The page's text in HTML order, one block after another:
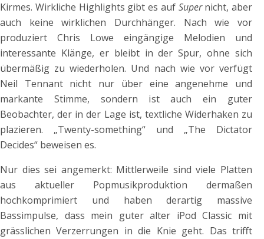
Kirmes. Wirkliche Highlights gibt es auf Supernicht, aber
auch keine wirklichen Durchhänger. Nach wie vor
produziert Chris Lowe eingängige Melodien und
interessante Klänge, er bleibt in der Spur, ohne sich
übermäßig zu wiederholen. Und nach wie vor verfügt
Neil Tennant nicht nur über eine angenehme und
markante Stimme, sondern ist auch ein guter
Beobachter, der in der Lage ist, textliche Widerhaken zu
plazieren. „Twenty-something“ und „The Dictator
Decides“ beweisen es.
Nur dies sei angemerkt: Mittlerweile sind viele Platten
aus aktueller Popmusikproduktion dermaßen
hochkomprimiert und haben derartig massive
Bassimpulse, dass mein guter alter iPod Classic mit
grässlichen Verzerrungen in die Knie geht. Das trifft